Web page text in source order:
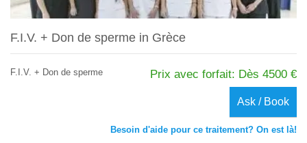
F.I.V. + Don de sperme in Grèce
F.I.V. + Don de sperme Prix avec forfait: Dès 4500 €
Ask / Book
Besoin d'aide pour ce traitement? On est là!